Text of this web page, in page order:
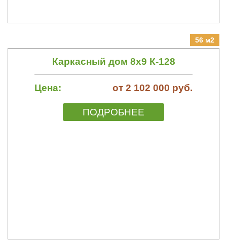
56 м2
Каркасный дом 8х9 К-128
Цена: от 2 102 000 руб.
ПОДРОБНЕЕ